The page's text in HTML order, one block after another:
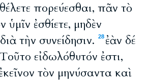
πορεύεσθαι, πᾶν τὸ
ὑμῖν ἐσθίετε, μηδὲν
τὴν συνείδησιν.
28 ἐὰν δέ
εἰδωλόθυτόν ἐστι,
ἐκεῖνον τὸν μηνύσαντα καὶ